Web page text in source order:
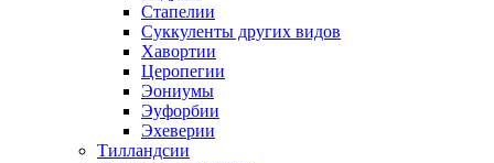
Стапелии
Суккуленты других видов
Хавортии
Церопегии
Эониумы
Эуфорбии
Эхеверии
Тилландсии